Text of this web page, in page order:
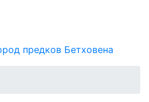
предков Бетховена